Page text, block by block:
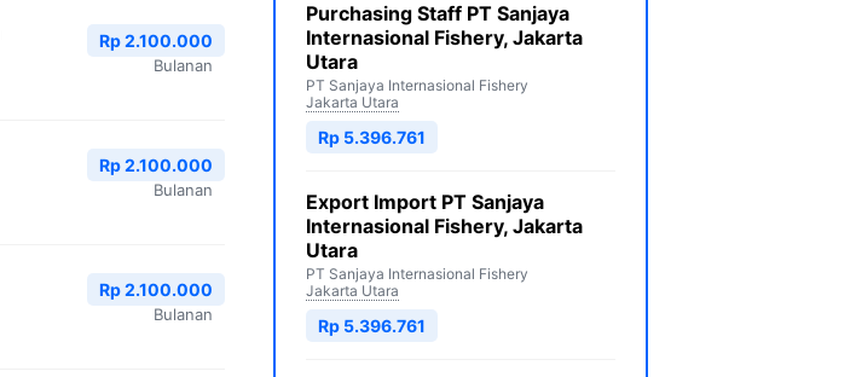
Rp 2.100.000
Bulanan
Rp 2.100.000
Bulanan
Rp 2.100.000
Bulanan
Purchasing Staff PT Sanjaya
Internasional Fishery, Jakarta
Utara
PT Sanjaya Internasional Fishery
Jakarta Utara
Rp 5.396.761
Export Import PT Sanjaya
Internasional Fishery, Jakarta
Utara
PT Sanjaya Internasional Fishery
Jakarta Utara
Rp 5.396.761